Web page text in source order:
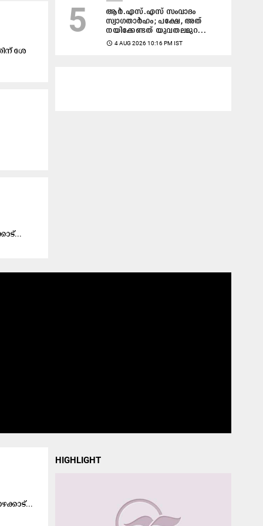
ശേ​
5
ആർ.എസ്.എസ് സംവാദം
സ്വാഗതാർഹം; പക്ഷേ, അത്
നയിക്കേണ്ടത് യുവതലമുറ...
access_time 4 AUG 2026 10:16 PM IST
HIGHLIGHT